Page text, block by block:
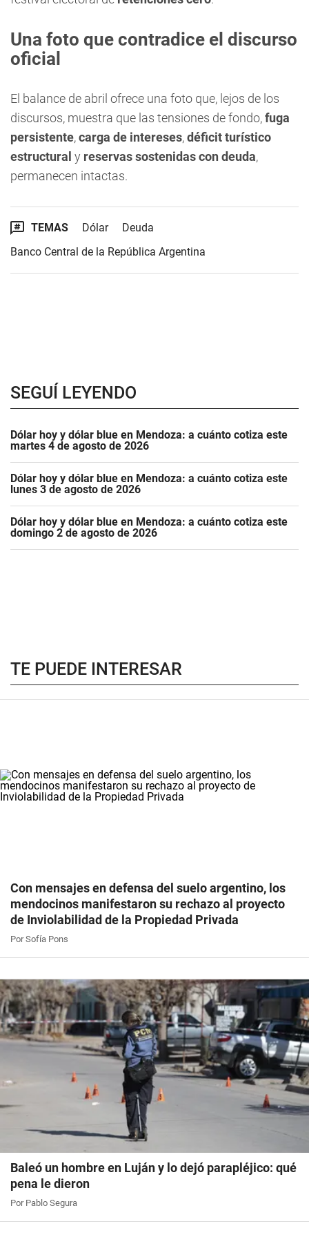
Una foto que contradice el discurso
oficial
El balance de abril ofrece una foto que, lejos de los
discursos, muestra que las tensiones de fondo,fuga
persistente,carga de intereses,déficit turístico
estructural y reservas sostenidas con deuda,
permanecen intactas.
TEMAS Dólar
Deuda
Banco Central de la República Argentina
SEGUÍ LEYENDO
Dólar hoy y dólar blue en Mendoza: a cuánto cotiza este
martes 4 de agosto de 2026
Dólar hoy y dólar blue en Mendoza: a cuánto cotiza este
lunes 3 de agosto de 2026
Dólar hoy y dólar blue en Mendoza: a cuánto cotiza este
domingo 2 de agosto de 2026
TE PUEDE INTERESAR
Con mensajes en defensa del suelo argentino, los
mendocinos manifestaron su rechazo al proyecto
de Inviolabilidad de la Propiedad Privada
Por Sofía Pons
Baleó un hombre en Luján y lo dejó parapléjico: qué
pena le dieron
Por Pablo Segura